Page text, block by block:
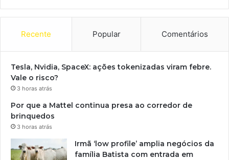
Recente Popular Comentários
Tesla, Nvidia, SpaceX: ações tokenizadas viram febre.
Vale o risco?
3 horas atrás
Por que a Mattel continua presa ao corredor de
brinquedos
3 horas atrás
Irmã ‘low profile’ amplia negócios da
família Batista com entrada em